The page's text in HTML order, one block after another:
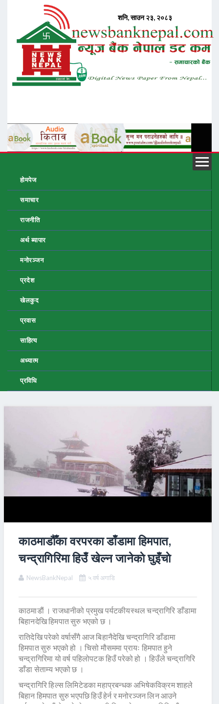
होमपेज
समाचार
राजनीति
अर्थ ब्यापार
मनोरञ्जन
प्रदेश
खेलकुद
प्रवास
साहित्य
अध्यात्म
प्रविधि
काठमाडौँका वरपरका डाँडामा हिमपात,
चन्द्रागिरिमा हिउँ खेल्न जानेकाे घुइँचाे
NewsBankNepal ५ वर्ष अगाडि
काठमाडाैं । राजधानीको प्रमुख पर्यटकीयस्थल चन्द्रागिरि डाँडामा
बिहानदेखि हिमपात सुरु भएको छ ।
रातिदेखि परेको वर्षासँगै आज बिहानैदेखि चन्द्रागिरि डाँडामा
हिमपात सुरु भएको हो । चिसो मौसममा प्रायः हिमपात हुने
चन्द्रागिरिमा यो वर्ष पहिलोपटक हिउँ परेको हो । हिउँले चन्द्रागिरि
डाँडा सेताम्य भएको छ ।
चन्द्रागिरि हिल्स लिमिटेडका महाप्रबन्धक अभिषेकविक्रम शाहले
बिहान हिमपात सुरु भएपछि हिउँ हेर्न र मनोरञ्जन लिन आउने